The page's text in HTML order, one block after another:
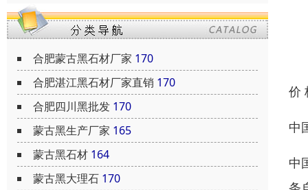
合肥蒙古黑石材厂家 170
合肥湛江黑石材厂家直销 170
合肥四川黑批发 170
蒙古黑生产厂家 165
蒙古黑石材 164
蒙古黑大理石 170
价
中
中